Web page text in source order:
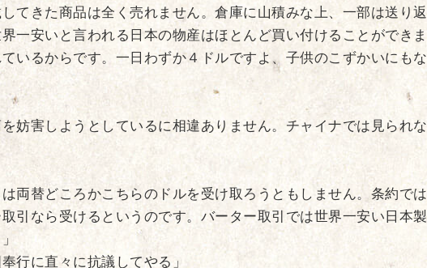
てきた商品は全く売れません。倉庫に山積みな上、一部は送り返
一安いと言われる日本の物産はほとんど買い付けることができま
いるからです。一日わずか４ドルですよ、子供のこずかいにもな
妨害しようとしているに相違ありません。チャイナでは見られな
両替どころかこちらのドルを受け取ろうともしません。条約では
引なら受けるというのです。バーター取引では世界一安い日本製
行に直々に抗議してやる」